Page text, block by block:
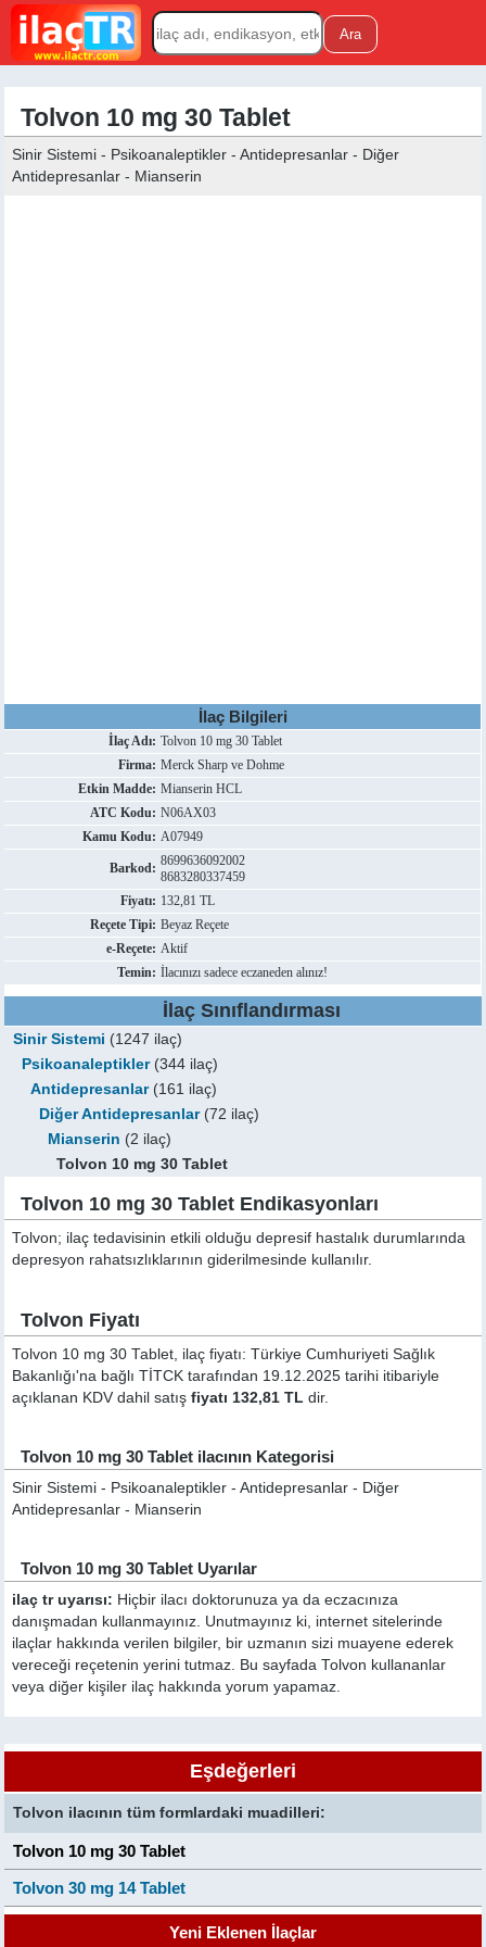
Tolvon 10 mg 30 Tablet
Sinir Sistemi - Psikoanaleptikler - Antidepresanlar - Diğer
Antidepresanlar - Mianserin
İlaç Bilgileri
İlaç Adı: Tolvon 10 mg 30 Tablet
Firma: Merck Sharp ve Dohme
Etkin Madde: Mianserin HCL
ATC Kodu: N06AX03
Kamu Kodu: A07949
Barkod: 8699636092002
8683280337459
Fiyatı: 132,81 TL
Reçete Tipi: Beyaz Reçete
e-Reçete: Aktif
Temin: İlacınızı sadece eczaneden alınız!
İlaç Sınıflandırması
Sinir Sistemi (1247 ilaç)
Psikoanaleptikler(344 ilaç)
Antidepresanlar(161 ilaç)
Diğer Antidepresanlar(72 ilaç)
Mianserin (2 ilaç)
Tolvon 10 mg 30 Tablet
Tolvon 10 mg 30 Tablet Endikasyonları
Tolvon; ilaç tedavisinin etkili olduğu depresif hastalık durumlarında
depresyon rahatsızlıklarının giderilmesinde kullanılır.
Tolvon Fiyatı
Tolvon 10 mg 30 Tablet, ilaç fiyatı: Türkiye Cumhuriyeti Sağlık
Bakanlığı'na bağlı TİTCK tarafından 19.12.2025 tarihi itibariyle
açıklanan KDV dahil satışfiyatı 132,81 TL dir.
Tolvon 10 mg 30 Tablet ilacının Kategorisi
Sinir Sistemi - Psikoanaleptikler - Antidepresanlar - Diğer
Antidepresanlar - Mianserin
Tolvon 10 mg 30 Tablet Uyarılar
ilaç tr uyarısı: Hiçbir ilacı doktorunuza ya da eczacınıza
danışmadan kullanmayınız. Unutmayınız ki, internet sitelerinde
ilaçlar hakkında verilen bilgiler, bir uzmanın sizi muayene ederek
vereceği reçetenin yerini tutmaz. Bu sayfada Tolvon kullananlar
veya diğer kişiler ilaç hakkında yorum yapamaz.
Eşdeğerleri
Tolvon ilacının tüm formlardaki muadilleri:
Tolvon 10 mg 30 Tablet
Tolvon 30 mg 14 Tablet
Yeni Eklenen İlaçlar